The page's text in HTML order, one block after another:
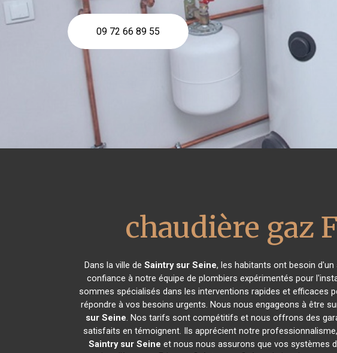
09 72 66 89 55
chaudière gaz
Dans la ville de Saintry sur Seine, les habitants ont besoin
confiance à notre équipe de plombiers expérimentés pour
sommes spécialisés dans les interventions rapides et efficaces
répondre à vos besoins urgents. Nous nous engageons à être
sur Seine. Nos tarifs sont compétitifs et nous offrons des
satisfaits en témoignent. Ils apprécient notre
Saintry sur Seine et nous nous assurons que vos systèmes